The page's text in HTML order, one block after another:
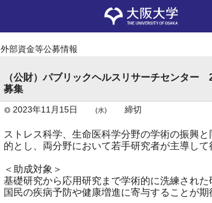
外部資金等公募情報
（公財）パブリックヘルスリサーチセンター
募集
2023年11月15日 (水) 締切
ストレス科学、生命医科学分野の学術の振興
的とし、両分野において若手研究者が主導して
＜助成対象＞
基礎研究から応用研究まで学術的に洗練され
国民の疾病予防や健康増進に寄与することが